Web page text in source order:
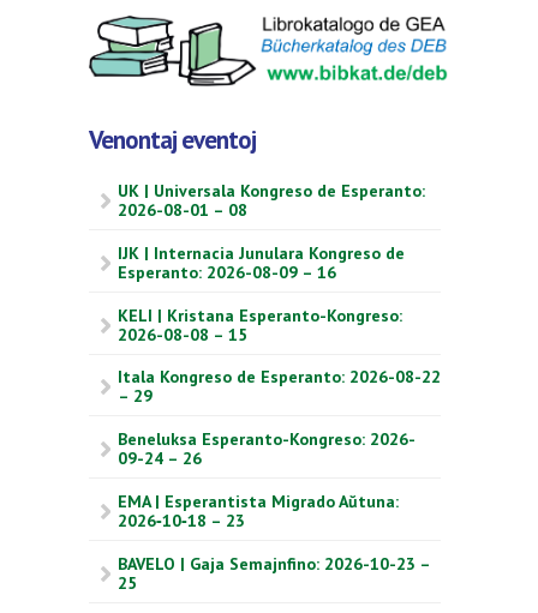
Venontaj eventoj
UK | Universala Kongreso de Esperanto:
2026-08-01 – 08
IJK | Internacia Junulara Kongreso de
Esperanto: 2026-08-09 – 16
KELI | Kristana Esperanto-Kongreso:
2026-08-08 – 15
Itala Kongreso de Esperanto: 2026-08-22
– 29
Beneluksa Esperanto-Kongreso: 2026-
09-24 – 26
EMA | Esperantista Migrado Aŭtuna:
2026‑10‑18 – 23
BAVELO | Gaja Semajnfino: 2026-10-23 –
25